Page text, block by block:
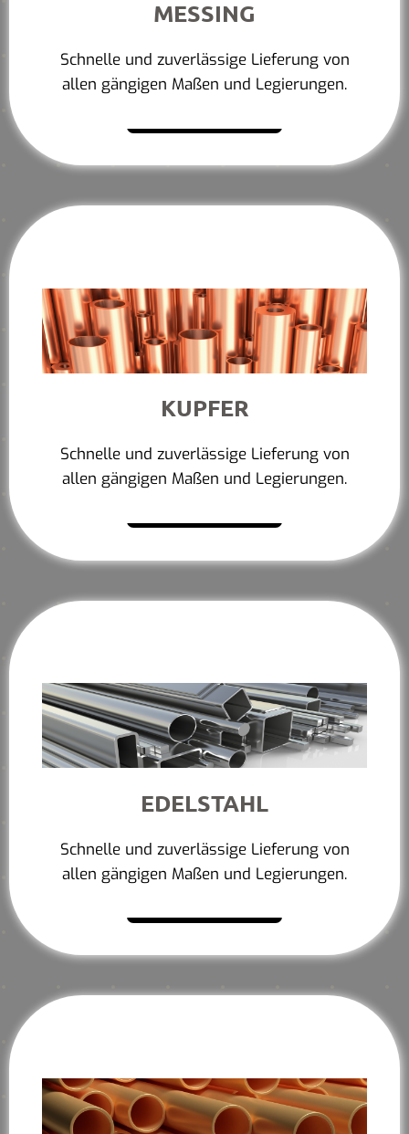
MESSING
Schnelle und zuverlässige Lieferung von
allen gängigen Maßen und Legierungen.
KUPFER
Schnelle und zuverlässige Lieferung von
allen gängigen Maßen und Legierungen.
EDELSTAHL
Schnelle und zuverlässige Lieferung von
allen gängigen Maßen und Legierungen.